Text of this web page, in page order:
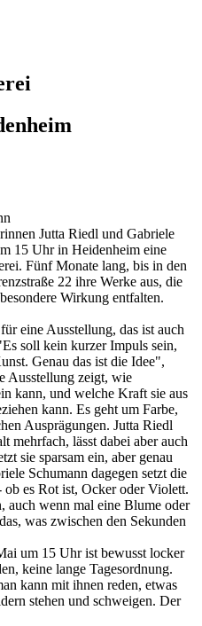
Jutta Riedl und Gabriele
15 Uhr in Heidenheim eine
Fünf Monate lang, bis in den
22 ihre Werke aus, die
Wirkung entfalten.
eine Ausstellung, das ist auch
soll kein kurzer Impuls sein,
Genau das ist die Idee",
Ausstellung zeigt, wie
kann, und welche Kraft sie aus
kann. Es geht um Farbe,
Ausprägungen. Jutta Riedl
mehrfach, lässt dabei aber auch
sie sparsam ein, aber genau
Schumann dagegen setzt die
ob es Rot ist, Ocker oder Violett.
auch wenn mal eine Blume oder
was zwischen den Sekunden
um 15 Uhr ist bewusst locker
keine lange Tagesordnung.
kann mit ihnen reden, etwas
stehen und schweigen. Der